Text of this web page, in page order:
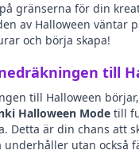
gränserna för din
av Halloween väntar
och börja skapa!
till
till Halloween
Halloween Mode till
Detta är din chans att
underhåller utan också